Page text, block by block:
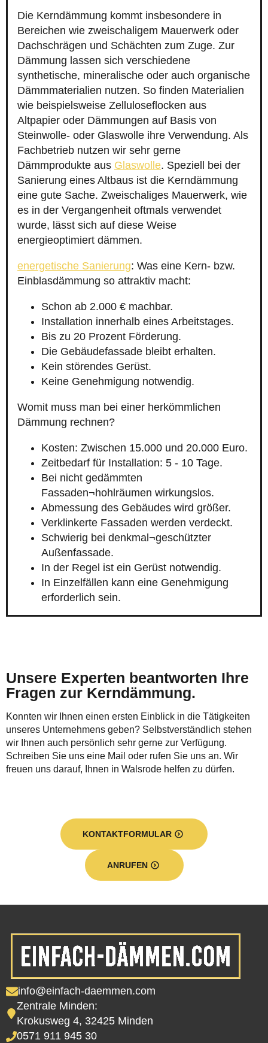
Die Kerndämmung kommt insbesondere in
Bereichen wie zweischaligem Mauerwerk oder
Dachschrägen und Schächten zum Zuge. Zur
Dämmung lassen sich verschiedene
synthetische, mineralische oder auch organische
Dämmmaterialien nutzen. So finden Materialien
wie beispielsweise Zelluloseflocken aus
Altpapier oder Dämmungen auf Basis von
Steinwolle- oder Glaswolle ihre Verwendung. Als
Fachbetrieb nutzen wir sehr gerne
Dämmprodukte aus Glaswolle. Speziell bei der
Sanierung eines Altbaus ist die Kerndämmung
eine gute Sache. Zweischaliges Mauerwerk, wie
es in der Vergangenheit oftmals verwendet
wurde, lässt sich auf diese Weise
energieoptimiert dämmen.
energetische Sanierung: Was eine Kern- bzw.
Einblasdämmung so attraktiv macht:
Schon ab 2.000 € machbar.
Installation innerhalb eines Arbeitstages.
Bis zu 20 Prozent Förderung.
Die Gebäudefassade bleibt erhalten.
Kein störendes Gerüst.
Keine Genehmigung notwendig.
Womit muss man bei einer herkömmlichen
Dämmung rechnen?
Kosten: Zwischen 15.000 und 20.000 Euro.
Zeitbedarf für Installation: 5 - 10 Tage.
Bei nicht gedämmten
Fassaden¬hohlräumen wirkungslos.
Abmessung des Gebäudes wird größer.
Verklinkerte Fassaden werden verdeckt.
Schwierig bei denkmal¬geschützter
Außenfassade.
In der Regel ist ein Gerüst notwendig.
In Einzelfällen kann eine Genehmigung
erforderlich sein.
Unsere Experten beantworten Ihre
Fragen zur Kerndämmung.
Konnten wir Ihnen einen ersten Einblick in die Tätigkeiten
unseres Unternehmens geben? Selbstverständlich stehen
wir Ihnen auch persönlich sehr gerne zur Verfügung.
Schreiben Sie uns eine Mail oder rufen Sie uns an. Wir
freuen uns darauf, Ihnen in Walsrode helfen zu dürfen.
KONTAKTFORMULAR
ANRUFEN
info@einfach-daemmen.com
Zentrale Minden:
Krokusweg 4, 32425 Minden
0571 911 945 30